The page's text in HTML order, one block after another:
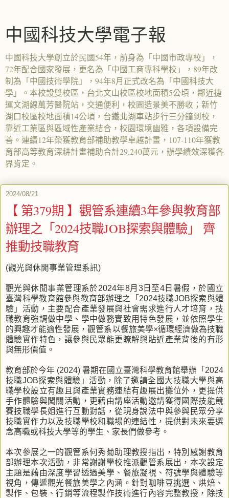
中國科技大學電子報
中國科技大學創立於民國54年，前身為「中國市政專校」，
72年配合國家發展，更名為「中國工商專科學校」，89年改
制為「中國技術學院」，94年8月正式改名為「中國科技大
學」。本校設雙校區，台北文山校區校地面積5公頃，鄰近捷
運文湖線萬芳醫院站，交通便利，校園造景美不勝收；新竹
湖口校區校地面積14公頃，台鐵北湖車站步行三分鐘到校，
靠近工業區與區域性產業結合，校園環境幽雅，各項設備完
善。連續12年榮獲教育部補助教學卓越計畫，107-110年獲教
育部高等教育深耕計畫補助合計29,240萬元，辦學績效深獲各
界肯定。
2024/08/21
【 第379期 】觀管系連續3年參與教育部
辦理之「2024技職JOB探索與體驗」 齊
推動技職教育
(觀光與休閒事業管理系訊)
觀光與休閒事業管理系於2024年8月3日至4日暑假，於國立
臺灣科學教育館參與教育部辦理之「2024技職JOB探索與體
驗」活動，主要配合產業發展與社會需求進行人才培育，技
職教育強調做中學、學中做務實致用特色發展，並依照學生
的興趣才能適性發展，觀管系以餐旅美學×循環經濟做為技職
體驗實作特色，讓參與民眾能更瞭解與貼近產業背後的有形
與無形價值。
教育部於今年 (2024) 暑期在國立臺灣科學教育館舉辦「2024
技職JOB探索與體驗」活動，除了邀請全國大技職大學與高
職學校設立有趣且與產業實務連結有趣展出攤位外，更提供
手作體驗與闖關活動，更藉由講座活動邀請獲得國際技能競
賽技職學長姐進行互動對話，從現身說法中與參與民眾分享
技職實作力以及技職學校和職場的連結性，提供對未來要選
念高職或科技大學等的學生、家長們做參考。
本次參展之一的觀管系何秀菊助理教授指出，特別感謝教育
部辦理本次活動，非常謝謝學校推派觀管系展出，本次設定
主題是藉由深度學習透過美學、餐旅凝視、符號學與體驗等
視角，傳遞觀光餐旅美學之內涵。針對咖啡豆挑選、烘焙、
製作、包裝、行銷等流程製作技術進行內容完整教授，除技